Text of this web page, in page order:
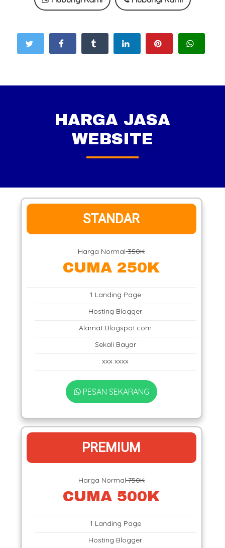
HARGA JASA
WEBSITE
STANDAR
Harga Normal350K
CUMA 250K
1 Landing Page
Hosting Blogger
Alamat Blogspot.com
Sekali Bayar
xxx xxxx
PESAN SEKARANG
PREMIUM
Harga Normal750K
CUMA 500K
1 Landing Page
Hosting Blogger